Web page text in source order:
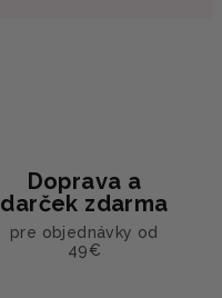
Doprava a
darček zdarma
pre objednávky od
49€